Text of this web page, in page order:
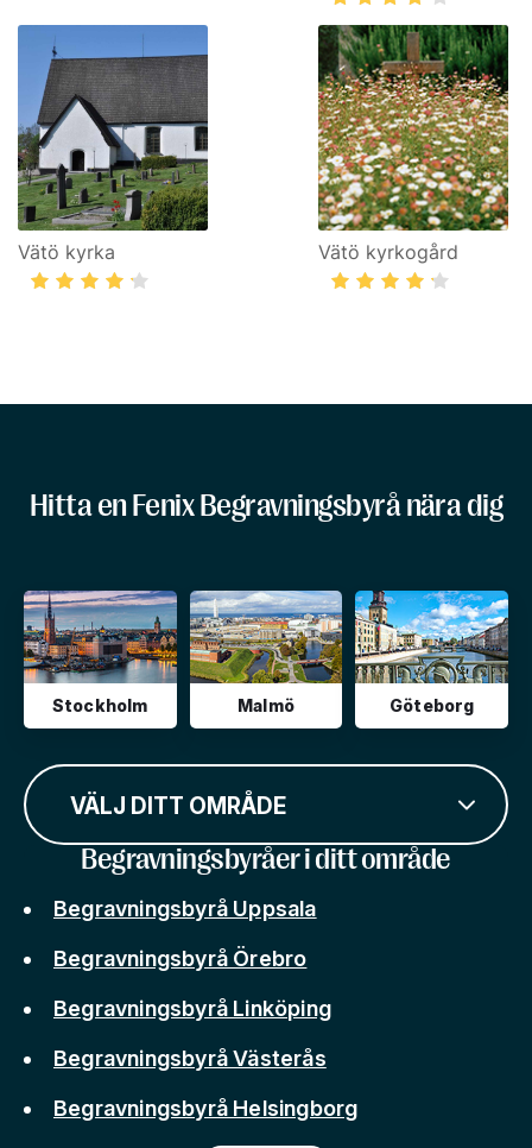
Vätö kyrka Vätö kyrkogård
Hitta en Fenix Begravningsbyrå nära dig
Stockholm Malmö Göteborg
VÄLJ DITT OMRÅDE
Begravningsbyråer i ditt område
Begravningsbyrå Uppsala
Begravningsbyrå Örebro
Begravningsbyrå Linköping
Begravningsbyrå Västerås
Begravningsbyrå Helsingborg